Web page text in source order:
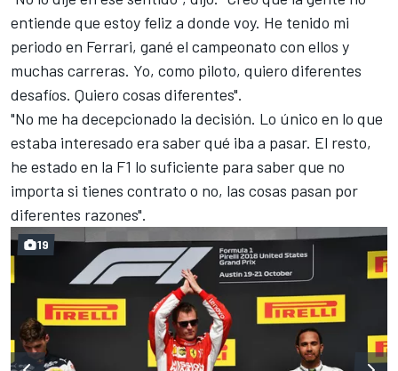
entiende que estoy feliz a donde voy. He tenido mi
periodo en Ferrari, gané el campeonato con ellos y
muchas carreras. Yo, como piloto, quiero diferentes
desafíos. Quiero cosas diferentes".
"No me ha decepcionado la decisión. Lo único en lo que
estaba interesado era saber qué iba a pasar. El resto,
he estado en la F1 lo suficiente para saber que no
importa si tienes contrato o no, las cosas pasan por
diferentes razones".
19